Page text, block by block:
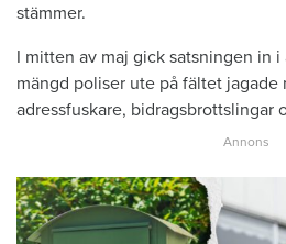
stämmer.
I mitten av maj gick satsningen in
mängd poliser ute på fältet jagade
adressfuskare, bidragsbrottslingar